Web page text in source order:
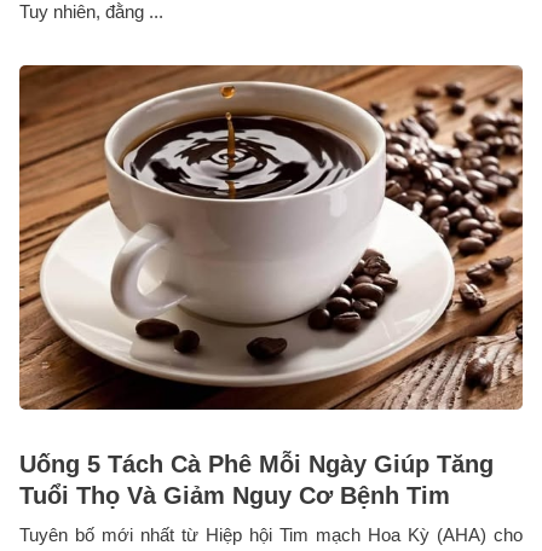
Tuy nhiên, đằng ...
Uống 5 Tách Cà Phê Mỗi Ngày Giúp Tăng
Tuổi Thọ Và Giảm Nguy Cơ Bệnh Tim
Tuyên bố mới nhất từ Hiệp hội Tim mạch Hoa Kỳ (AHA) cho